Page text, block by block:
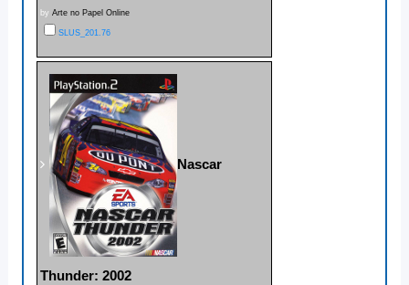
by Arte no Papel Online
SLUS_201.76
Nascar
Thunder: 2002